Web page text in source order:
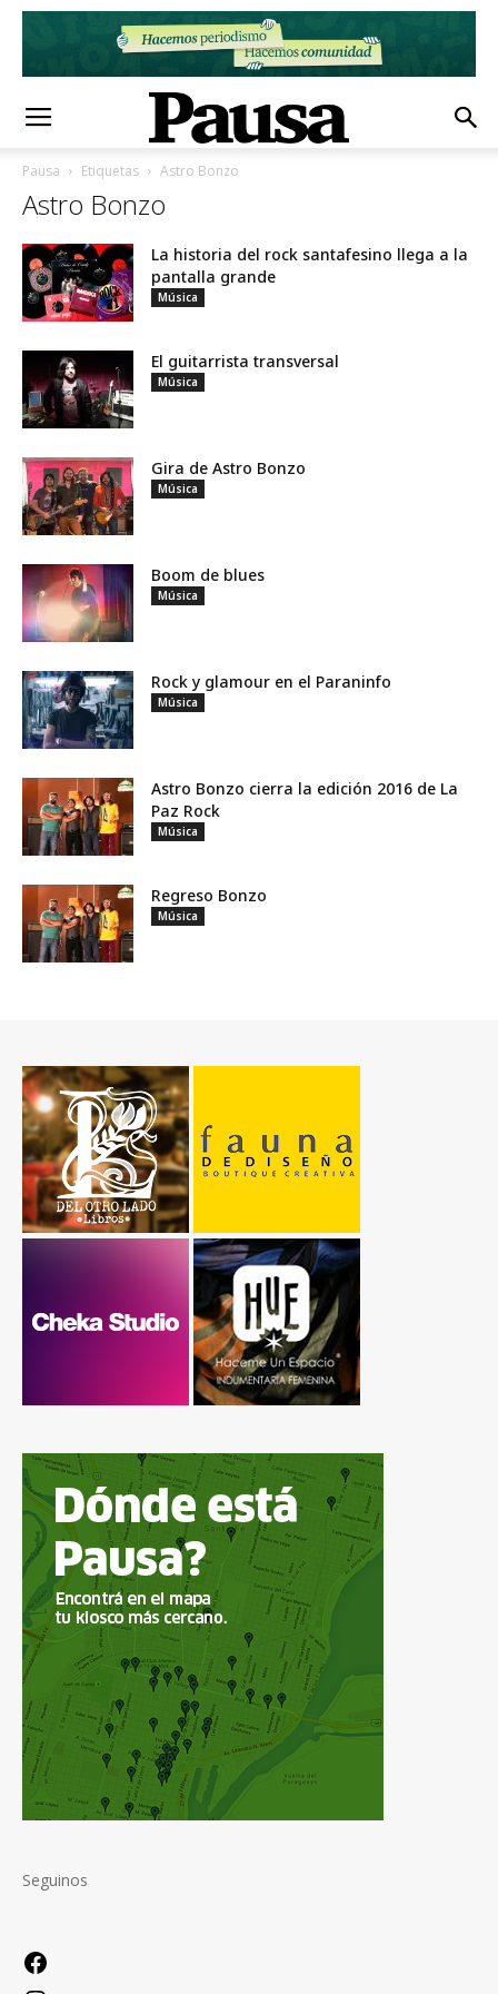
Pausa Etiquetas Astro Bonzo
Astro Bonzo
La historia del rock santafesino llega a la
pantalla grande
Música
El guitarrista transversal
Música
Gira de Astro Bonzo
Música
Boom de blues
Música
Rock y glamour en el Paraninfo
Música
Astro Bonzo cierra la edición 2016 de La
Paz Rock
Música
Regreso Bonzo
Música
Seguinos